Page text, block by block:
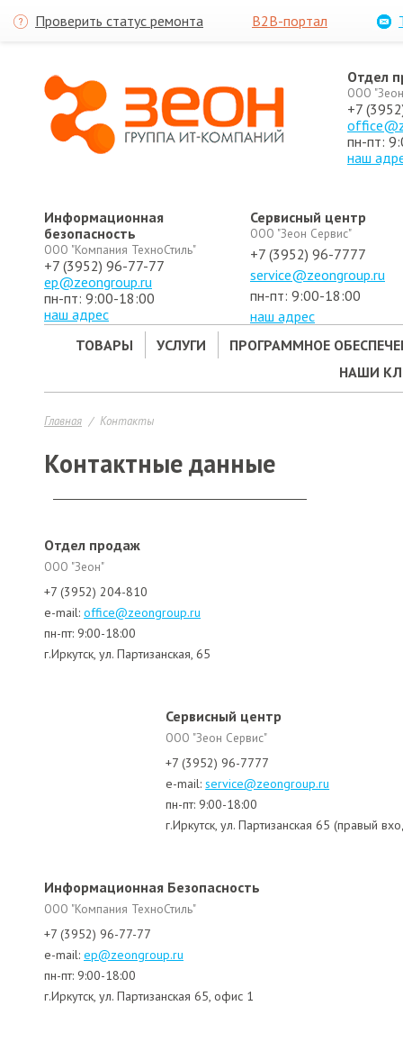
Проверить статус ремонта B2B-портал
Отдел
ООО
+7
пн-пт:
наш
Информационная
безопасность
ООО "Компания ТехноСтиль"
+7 (3952) 96-77-77
ep@zeongroup.ru
пн-пт: 9:00-18:00
наш адрес
Сервисный центр
ООО "Зеон Сервис"
+7 (3952) 96-7777
service@zeongroup.ru
пн-пт: 9:00-18:00
наш адрес
ТОВАРЫ
УСЛУГИ
ПРОГРАММНОЕ
НАШИ
Главная Контакты
Контактные данные
Отдел продаж
ООО "Зеон"
+7 (3952) 204-810
e-mail: office@zeongroup.ru
пн-пт: 9:00-18:00
г.Иркутск, ул. Партизанская, 65
Сервисный центр
ООО "Зеон Сервис"
+7 (3952) 96-7777
e-mail:service@zeongroup.ru
пн-пт: 9:00-18:00
г.Иркутск, ул. Партизанская 65 (правый
Информационная Безопасность
ООО "Компания ТехноСтиль"
+7 (3952) 96-77-77
e-mail: ep@zeongroup.ru
пн-пт: 9:00-18:00
г.Иркутск, ул. Партизанская 65, офис 1